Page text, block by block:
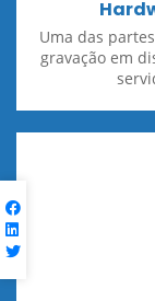
Uma das
gravação em